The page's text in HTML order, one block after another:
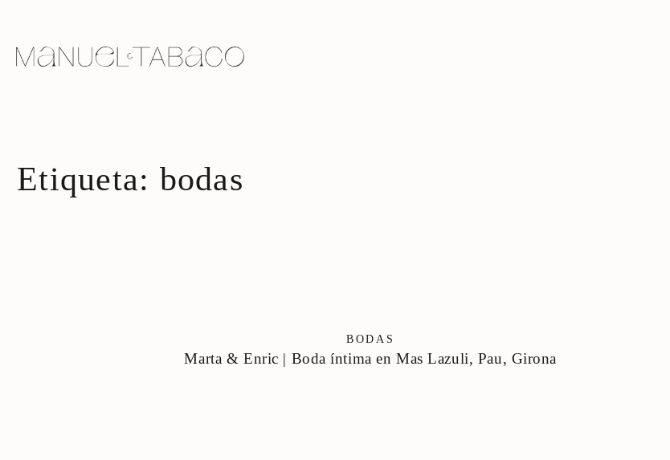
Etiqueta: bodas
BODAS
Marta & Enric | Boda íntima en Mas Lazuli, Pau, Girona